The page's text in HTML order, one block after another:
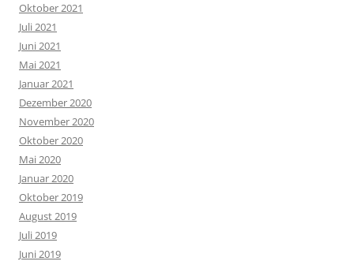
Oktober 2021
Juli 2021
Juni 2021
Mai 2021
Januar 2021
Dezember 2020
November 2020
Oktober 2020
Mai 2020
Januar 2020
Oktober 2019
August 2019
Juli 2019
Juni 2019